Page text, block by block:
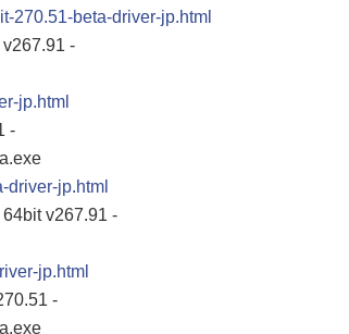
270.51-beta-driver-jp.html
-
jp.html
-
driver-jp.html
v267.91 -
jp.html
-